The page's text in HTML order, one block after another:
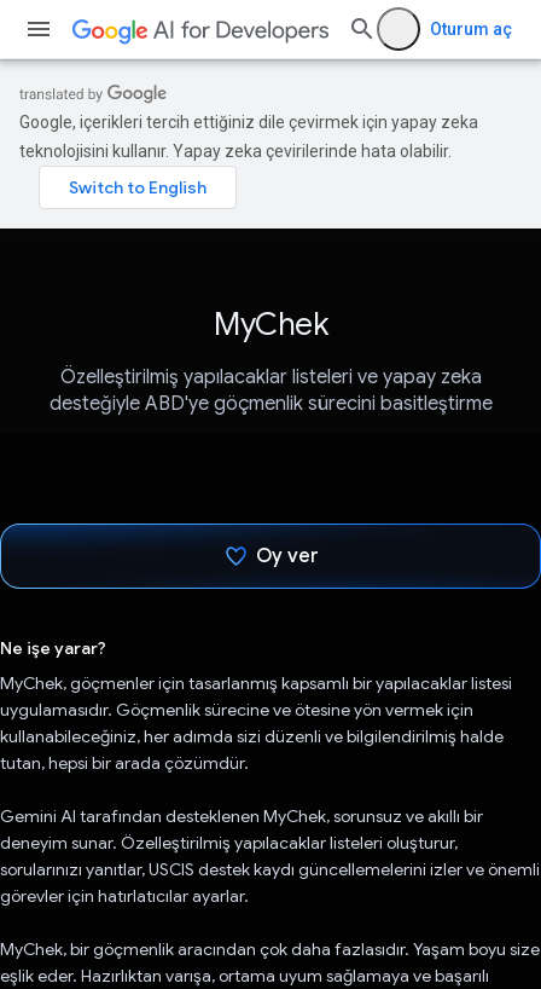
Oturum aç
Google, içerikleri tercih ettiğiniz dile çevirmek için yapay zeka
teknolojisini kullanır. Yapay zeka çevirilerinde hata olabilir.
MyChek
Özelleştirilmiş yapılacaklar listeleri ve yapay zeka
desteğiyle ABD'ye göçmenlik sürecini basitleştirme
Oy ver
Ne işe yarar?
MyChek, göçmenler için tasarlanmış kapsamlı bir yapılacaklar listesi
uygulamasıdır. Göçmenlik sürecine ve ötesine yön vermek için
kullanabileceğiniz, her adımda sizi düzenli ve bilgilendirilmiş halde
tutan, hepsi bir arada çözümdür.
Gemini AI tarafından desteklenen MyChek, sorunsuz ve akıllı bir
deneyim sunar. Özelleştirilmiş yapılacaklar listeleri oluşturur,
sorularınızı yanıtlar, USCIS destek kaydı güncellemelerini izler ve önemli
görevler için hatırlatıcılar ayarlar.
MyChek, bir göçmenlik aracından çok daha fazlasıdır. Yaşam boyu size
eşlik eder. Hazırlıktan varışa, ortama uyum sağlamaya ve başarılı